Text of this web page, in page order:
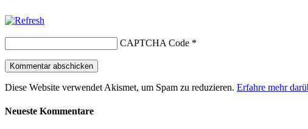
CAPTCHA Code *
Diese Website verwendet Akismet, um Spam zu reduzieren. Erfahre mehr
Neueste Kommentare